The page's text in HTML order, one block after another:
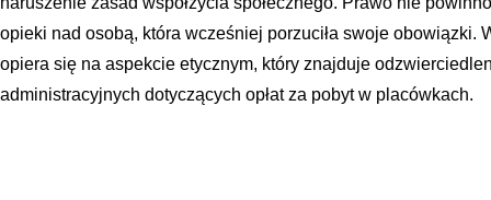
opieki nad osobą, która wcześniej porzuciła swoje obowiązki.
opiera się na aspekcie etycznym, który znajduje
administracyjnych dotyczących opłat za pobyt w placówkach.